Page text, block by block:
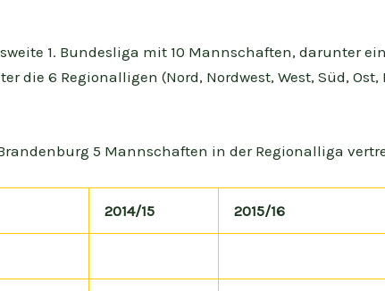
1. Bundesliga mit 10 Mannschaften, darunter
die 6 Regionalligen (Nord, Nordwest, West, Süd,
5 Mannschaften in der Regionalliga
2014/15 2015/16